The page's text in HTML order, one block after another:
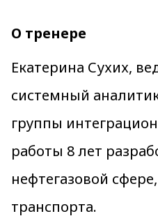
О тренере
Екатерина Сухих,
системный
группы
работы 8 лет
нефтегазовой
транспорта.